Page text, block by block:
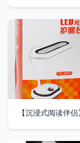
【沉浸式阅读伴